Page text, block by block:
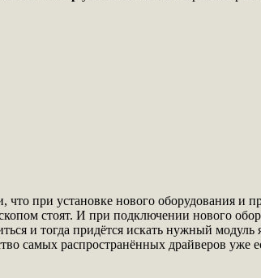
при установке нового оборудования и
стоят. И при подключении нового
и тогда придётся искать нужный
самых распространённых драйверов уже